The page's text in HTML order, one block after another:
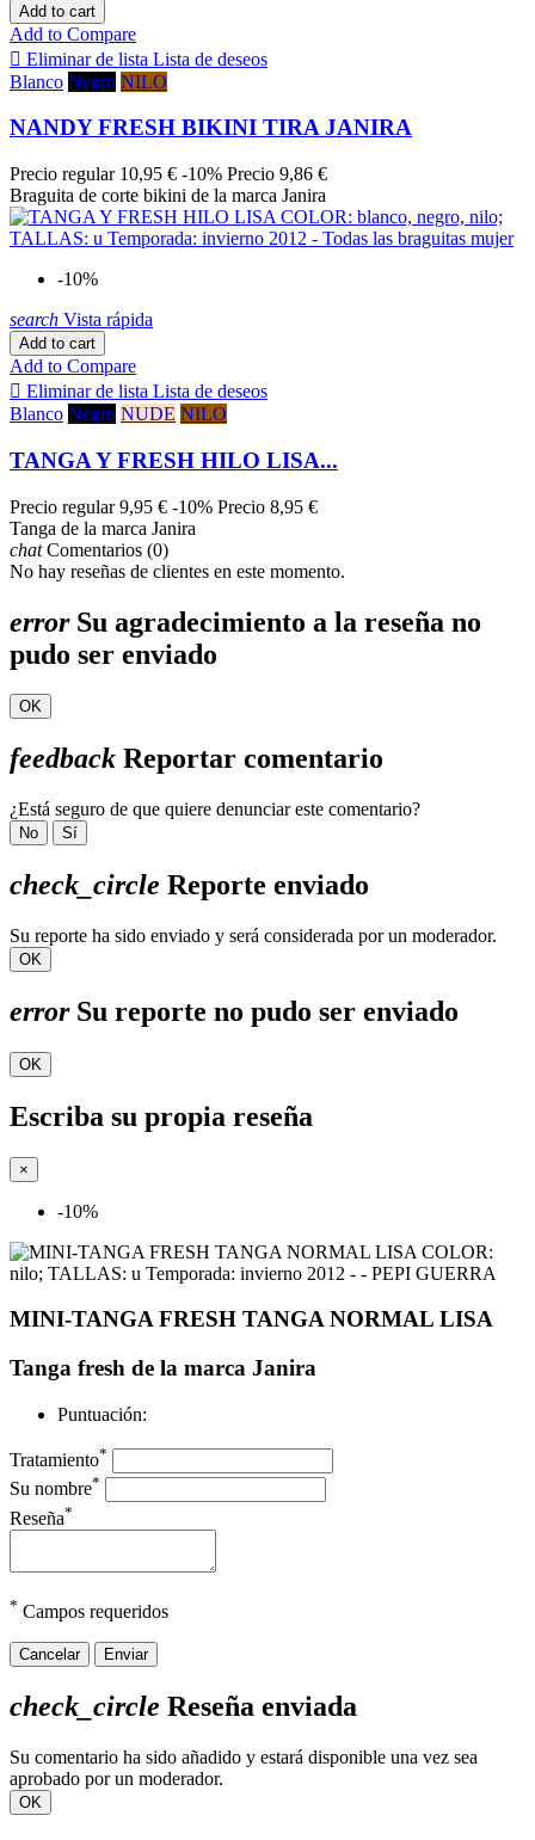
Add to cart
Add to Compare
 Eliminar de lista Lista de deseos
Blanco Negro NILO
NANDY FRESH BIKINI TIRA JANIRA
Precio regular 10,95 € -10% Precio 9,86 €
Braguita de corte bikini de la marca Janira
-10%
search Vista rápida
Add to cart
Add to Compare
 Eliminar de lista Lista de deseos
Blanco Negro NUDE NILO
TANGA Y FRESH HILO LISA...
Precio regular 9,95 € -10% Precio 8,95 €
Tanga de la marca Janira
chatComentarios (0)
No hay reseñas de clientes en este momento.
errorSu agradecimiento a la reseña no
pudo ser enviado
OK
feedback Reportar comentario
¿Está seguro de que quiere denunciar este comentario?
No Sí
check_circle Reporte enviado
Su reporte ha sido enviado y será considerada por un moderador.
OK
errorSu reporte no pudo ser enviado
OK
Escriba su propia reseña
×
-10%
MINI-TANGA FRESH TANGA NORMAL LISA
Tanga fresh de la marca Janira
Puntuación:
Tratamiento*
Su nombre*
Reseña*
* Campos requeridos
Cancelar Enviar
check_circle Reseña enviada
Su comentario ha sido añadido y estará disponible una vez sea
aprobado por un moderador.
OK